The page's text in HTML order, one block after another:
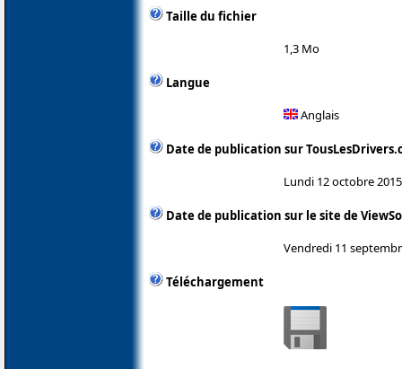
Taille du fichier
1,3 Mo
Langue
Anglais
Date de publication sur
Lundi 12 octobre 2015
Date de publication sur le site de
Vendredi 11
Téléchargement